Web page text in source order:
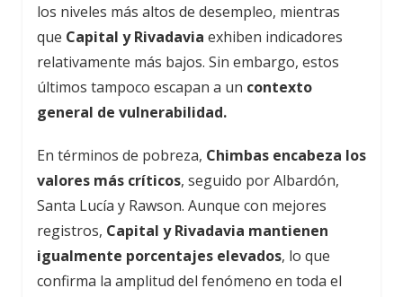
los niveles más altos de desempleo, mientras
que Capital y Rivadavia exhiben indicadores
relativamente más bajos. Sin embargo, estos
últimos tampoco escapan a un contexto
general de vulnerabilidad.
En términos de pobreza, Chimbas encabeza los
valores más críticos, seguido por Albardón,
Santa Lucía y Rawson. Aunque con mejores
registros, Capital y Rivadavia mantienen
igualmente porcentajes elevados, lo que
confirma la amplitud del fenómeno en toda el